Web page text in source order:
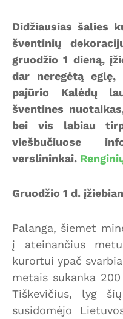
Didžiausias šalies
šventinių
gruodžio 1 dieną,
dar neregėtą eglę,
pajūrio Kalėdų
šventines
bei vis labiau
viešbučiuose
verslininkai.
Gruodžio 1 d.
Palanga, šiemet
į ateinančius
kurortui ypač
metais sukanka
Tiškevičius, lyg
susidomėjo